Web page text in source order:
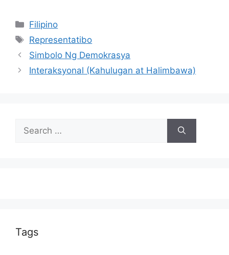
Categories
Filipino
Tags
Representatibo
Simbolo Ng Demokrasya
Interaksyonal (Kahulugan at Halimbawa)
for:
Tags